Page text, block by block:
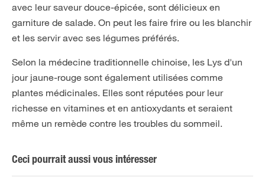
avec leur saveur douce-épicée, sont délicieux en
garniture de salade. On peut les faire frire ou les blanchir
et les servir avec ses légumes préférés.
Selon la médecine traditionnelle chinoise, les Lys d'un
jour jaune-rouge sont également utilisées comme
plantes médicinales. Elles sont réputées pour leur
richesse en vitamines et en antioxydants et seraient
même un remède contre les troubles du sommeil.
Ceci pourrait aussi vous intéresser